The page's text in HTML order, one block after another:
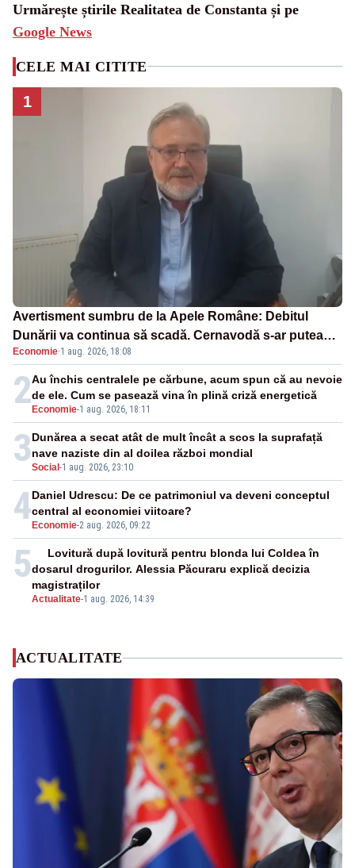
Urmărește știrile Realitatea de Constanta și pe
Google News
CELE MAI CITITE
1
Avertisment sumbru de la Apele Române: Debitul
Dunării va continua să scadă. Cernavodă s-ar putea
închide în 4 zile
Economie·1 aug. 2026, 18:08
2 Economie-1 aug. 2026, 18:11
Au închis centralele pe cărbune, acum spun că au nevoie
de ele. Cum se pasează vina în plină criză energetică
3Social -1 aug. 2026, 23:10
Dunărea a secat atât de mult încât a scos la suprafață
nave naziste din al doilea război mondial
4 Economie-2 aug. 2026, 09:22
Daniel Udrescu: De ce patrimoniul va deveni conceptul
central al economiei viitoare?
5
Actualitate-1 aug. 2026, 14:39
Lovitură după lovitură pentru blonda lui Coldea în
dosarul drogurilor. Alessia Păcuraru explică decizia
magistraților
ACTUALITATE